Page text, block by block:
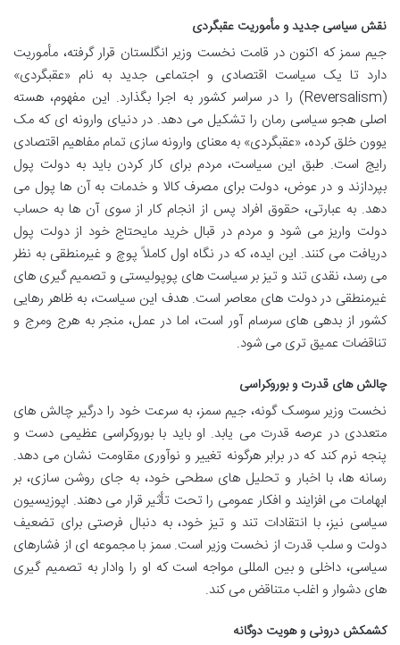
نقش سیاسی جدید و مأموریت عقبگردی
جیم سمز که اکنون در قامت نخست وزیر انگلستان قرار گرفته، مأموریت
دارد تا یک سیاست اقتصادی و اجتماعی جدید به نام «عقبگردی»
(Reversalism) را در سراسر کشور به اجرا بگذارد. این مفهوم، هسته
اصلی هجو سیاسی رمان را تشکیل می دهد. در دنیای وارونه ای که مک
یوون خلق کرده، «عقبگردی» به معنای وارونه سازی تمام مفاهیم اقتصادی
رایج است. طبق این سیاست، مردم برای کار کردن باید به دولت پول
بپردازند و در عوض، دولت برای مصرف کالا و خدمات به آن ها پول می
دهد. به عبارتی، حقوق افراد پس از انجام کار از سوی آن ها به حساب
دولت واریز می شود و مردم در قبال خرید مایحتاج خود از دولت پول
دریافت می کنند. این ایده، که در نگاه اول کاملاً پوچ و غیرمنطقی به نظر
می رسد، نقدی تند و تیز بر سیاست های پوپولیستی و تصمیم گیری های
غیرمنطقی در دولت های معاصر است. هدف این سیاست، به ظاهر رهایی
کشور از بدهی های سرسام آور است، اما در عمل، منجر به هرج ومرج و
تناقضات عمیق تری می شود.
چالش های قدرت و بوروکراسی
نخست وزیر سوسک گونه، جیم سمز، به سرعت خود را درگیر چالش های
متعددی در عرصه قدرت می یابد. او باید با بوروکراسی عظیمی دست و
پنجه نرم کند که در برابر هرگونه تغییر و نوآوری مقاومت نشان می دهد.
رسانه ها، با اخبار و تحلیل های سطحی خود، به جای روشن سازی، بر
ابهامات می افزایند و افکار عمومی را تحت تأثیر قرار می دهند. اپوزیسیون
سیاسی نیز، با انتقادات تند و تیز خود، به دنبال فرصتی برای تضعیف
دولت و سلب قدرت از نخست وزیر است. سمز با مجموعه ای از فشارهای
سیاسی، داخلی و بین المللی مواجه است که او را وادار به تصمیم گیری
های دشوار و اغلب متناقض می کند.
کشمکش درونی و هویت دوگانه